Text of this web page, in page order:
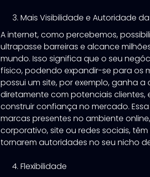
Mais Visibilidade e Autoridade
A internet, como percebemos,
ultrapasse barreiras e alcance
mundo. Isso significa que o seu
físico, podendo expandir-se para os
possui um site, por exemplo, ganha
diretamente com potenciais clientes,
construir confiança no mercado.
marcas presentes no ambiente
corporativo, site ou redes sociais,
tornarem autoridades no seu nicho
Flexibilidade